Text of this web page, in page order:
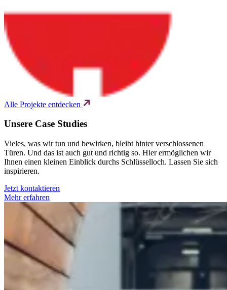
Alle Projekte entdecken
Unsere Case Studies
Vieles, was wir tun und bewirken, bleibt hinter verschlossenen
Türen. Und das ist auch gut und richtig so. Hier ermöglichen wir
Ihnen einen kleinen Einblick durchs Schlüsselloch. Lassen Sie sich
inspirieren.
Jetzt kontaktieren
Mehr erfahren